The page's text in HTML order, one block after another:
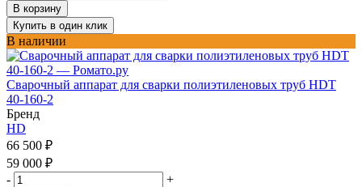
В корзину
Купить в один клик
В наличии
Сварочный аппарат для сварки полиэтиленовых труб HDT
40-160-2
Бренд
HD
66 500 ₽
59 000 ₽
-
+